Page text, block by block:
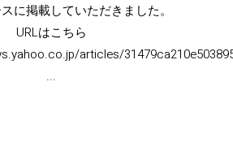
に掲載していただきました。
URLはこちら
articles/